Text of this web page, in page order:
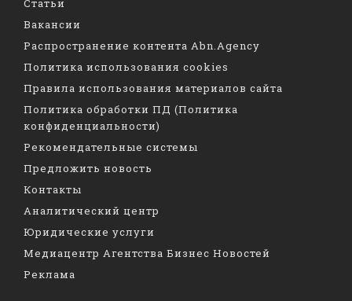
Статьи
Вакансии
Распространение контента Abn.Agency
Политика использования cookies
Правила использования материалов сайта
Политика обработки ПД (Политика
конфиденциальности)
Рекомендательные системы
Предложить новость
Контакты
Аналитический центр
Юридические услуги
Медиацентр Агентства Бизнес Новостей
Реклама